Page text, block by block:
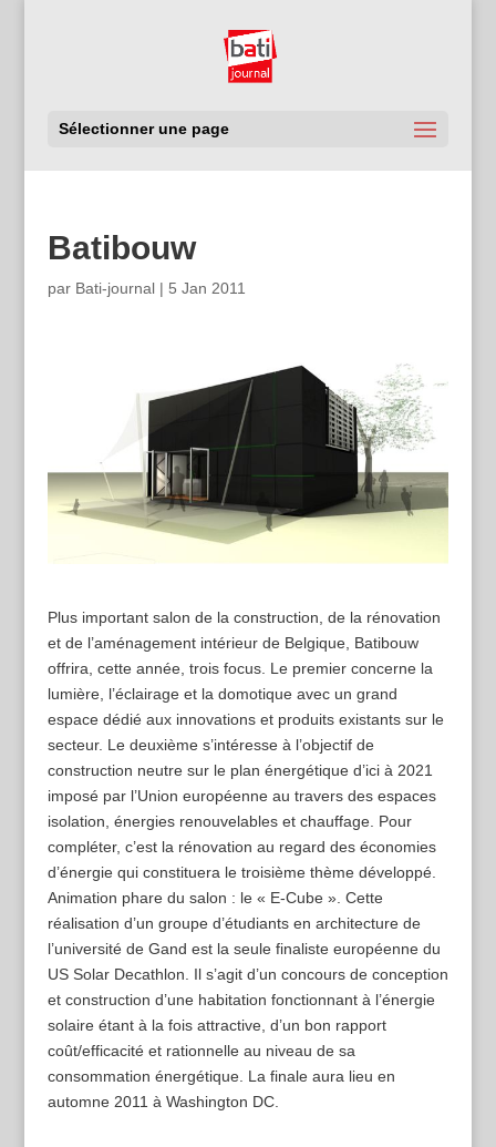
Sélectionner une page
Batibouw
par Bati-journal| 5 Jan 2011
Plus important salon de la construction, de la rénovation
et de l’aménagement intérieur de Belgique, Batibouw
offrira, cette année, trois focus. Le premier concerne la
lumière, l’éclairage et la domotique avec un grand
espace dédié aux innovations et produits existants sur le
secteur. Le deuxième s’intéresse à l’objectif de
construction neutre sur le plan énergétique d’ici à 2021
imposé par l’Union européenne au travers des espaces
isolation, énergies renouvelables et chauffage. Pour
compléter, c’est la rénovation au regard des économies
d’énergie qui constituera le troisième thème développé.
Animation phare du salon : le « E-Cube ». Cette
réalisation d’un groupe d’étudiants en architecture de
l’université de Gand est la seule finaliste européenne du
US Solar Decathlon. Il s’agit d’un concours de conception
et construction d’une habitation fonctionnant à l’énergie
solaire étant à la fois attractive, d’un bon rapport
coût/efficacité et rationnelle au niveau de sa
consommation énergétique. La finale aura lieu en
automne 2011 à Washington DC.